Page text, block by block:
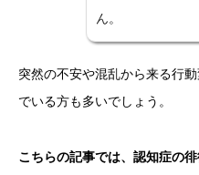
ん。
突然の不安や混乱から来る行
でいる方も多いでしょう。
こちらの記事では、認知症の